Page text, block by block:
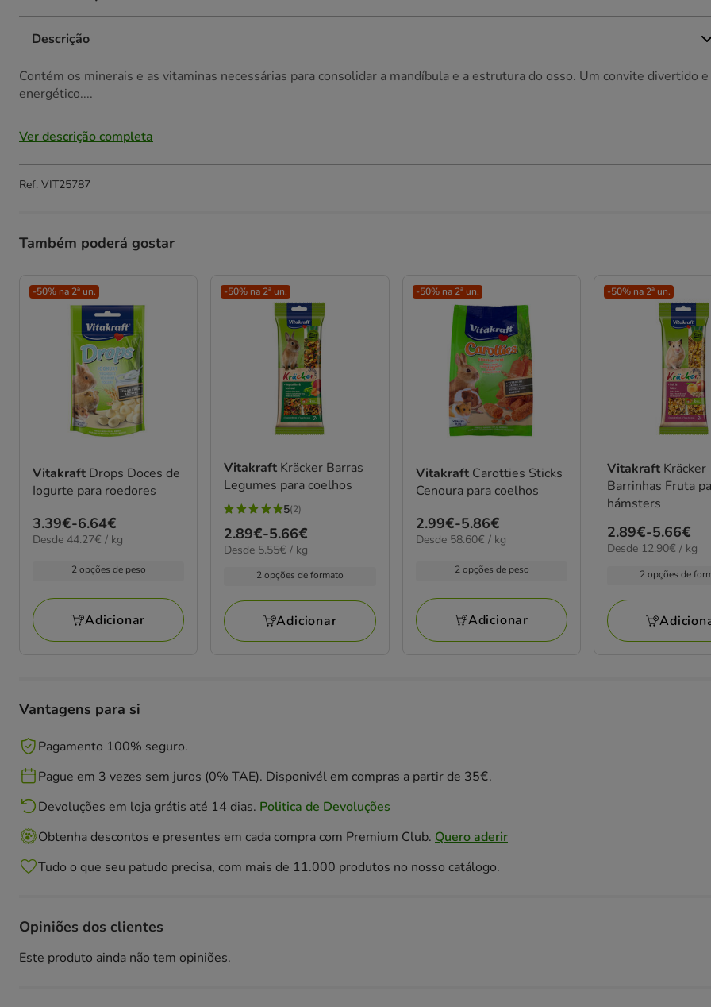
Descrição
Contém os minerais e as vitaminas necessárias para consolidar a mandíbula e a estrutura do osso. Um convite divertido e
energético....
Ver descrição completa
Ref. VIT25787
Também poderá gostar
-50% na 2ª un.
Vitakraft Drops Doces de
Iogurte para roedores
Preço
de
6.64€
3.39€-6.64€
44.27€
Desde 44.27€ / kg
2 opções de peso
Adicionar
-50% na 2ª un.
Vitakraft Kräcker Barras
Legumes para coelhos
5
estrelas
com
5(2)
Preço
de
2.89€
5.66€
2.89€-5.66€
5.55€
Desde 5.55€ / kg
2 opções de formato
Adicionar
-50% na 2ª un.
Vitakraft Carotties Sticks
Cenoura para coelhos
Preço
de
5.86€
2.99€-5.86€
58.60€
Desde 58.60€ / kg
2 opções de peso
Adicionar
-50% na 2ª un.
Vitakraft Kräcker
Barrinhas Fruta
hámsters
Preço
de
2.89€
5.66€
2.89€-5.66€
12.90€
Desde 12.90€ / kg
2 opções de
Vantagens para si
Pagamento 100% seguro.
Pague em 3 vezes sem juros (0% TAE). Disponivél em compras a partir de 35€.
Devoluções em loja grátis até 14 dias. Politica de Devoluções
Obtenha descontos e presentes em cada compra com Premium Club. Quero aderir
Tudo o que seu patudo precisa, com mais de 11.000 produtos no nosso catálogo.
Opiniões dos clientes
Este produto ainda não tem opiniões.